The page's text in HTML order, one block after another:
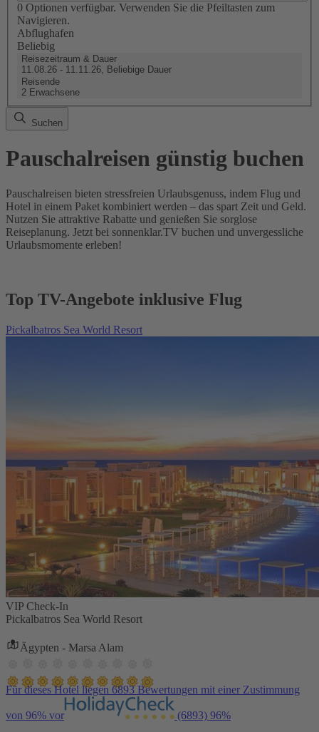
0 Optionen verfügbar. Verwenden Sie die Pfeiltasten zum
Navigieren.
Abflughafen
Beliebig
Reisezeitraum & Dauer
11.08.26 - 11.11.26, Beliebige Dauer
Reisende
2 Erwachsene
Suchen
Pauschalreisen günstig buchen
Pauschalreisen bieten stressfreien Urlaubsgenuss, indem Flug und
Hotel in einem Paket kombiniert werden – das spart Zeit und Geld.
Nutzen Sie attraktive Rabatte und genießen Sie sorglose
Reiseplanung. Jetzt bei sonnenklar.TV buchen und unvergessliche
Urlaubsmomente erleben!
Top TV-Angebote inklusive Flug
Pickalbatros Sea World Resort
VIP Check-In
Pickalbatros Sea World Resort
Ägypten - Marsa Alam
Für dieses Hotel liegen 6893 Bewertungen mit einer Zustimmung
von 96% vor (6893) 96%